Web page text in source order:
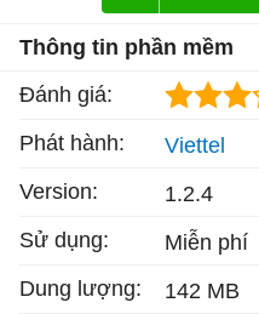
Thông tin phần mềm
Đánh giá:
Phát hành:
Viettel
Version:
1.2.4
Sử dụng:
Miễn phí
Dung lượng:
142 MB